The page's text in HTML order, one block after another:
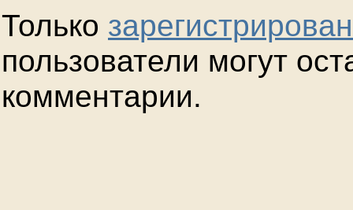
Только
пользователи могут
комментарии.